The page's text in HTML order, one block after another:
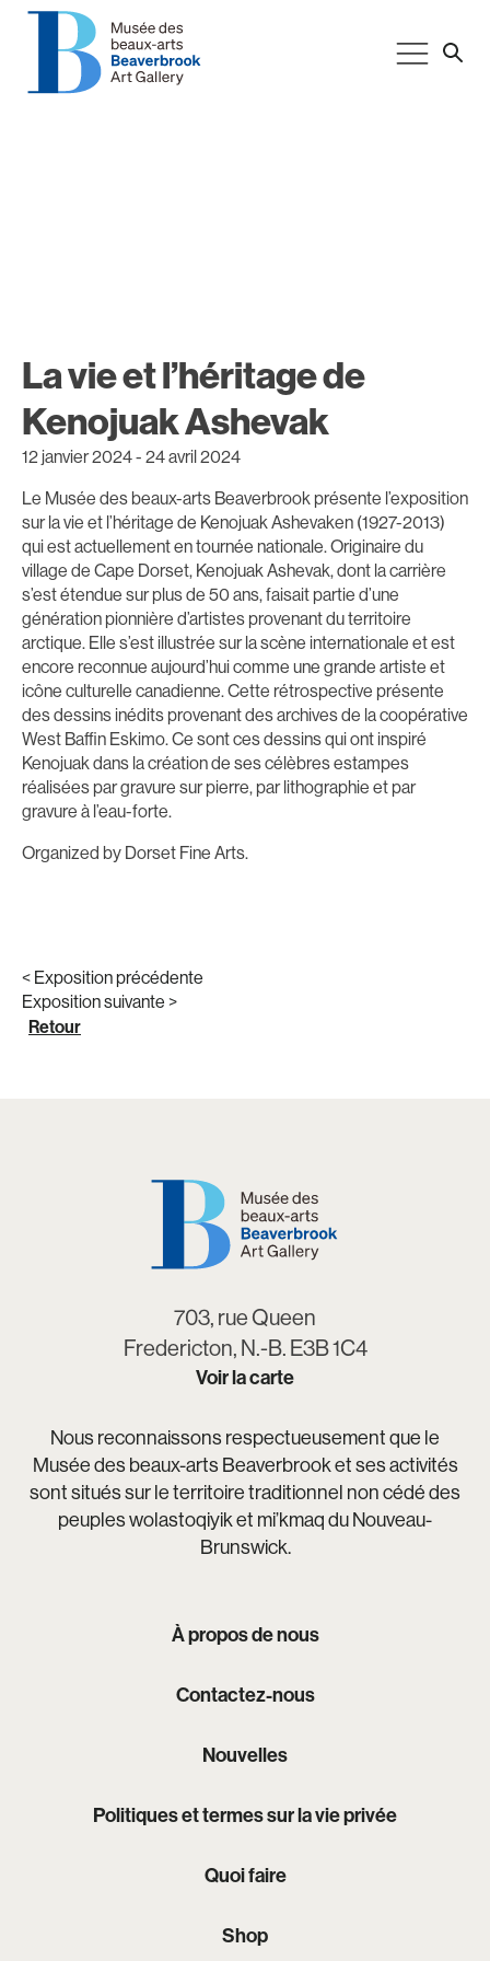
La vie et l’héritage de
Kenojuak Ashevak
12 janvier 2024- 24 avril 2024
Le Musée des beaux-arts Beaverbrook présente l’exposition
sur la vie et l’héritage de Kenojuak Ashevaken (1927-2013)
qui est actuellement en tournée nationale. Originaire du
village de Cape Dorset, Kenojuak Ashevak, dont la carrière
s’est étendue sur plus de 50 ans, faisait partie d’une
génération pionnière d’artistes provenant du territoire
arctique. Elle s’est illustrée sur la scène internationale et est
encore reconnue aujourd’hui comme une grande artiste et
icône culturelle canadienne. Cette rétrospective présente
des dessins inédits provenant des archives de la coopérative
West Baffin Eskimo. Ce sont ces dessins qui ont inspiré
Kenojuak dans la création de ses célèbres estampes
réalisées par gravure sur pierre, par lithographie et par
gravure à l’eau-forte.
Organized by Dorset Fine Arts.
< Exposition précédente
Exposition suivante >
Retour
703, rue Queen
Fredericton, N.-B. E3B 1C4
Voir la carte
Nous reconnaissons respectueusement que le
Musée des beaux-arts Beaverbrook et ses activités
sont situés sur le territoire traditionnel non cédé des
peuples wolastoqiyik et mi’kmaq du Nouveau-
Brunswick.
À propos de nous
Contactez-nous
Nouvelles
Politiques et termes sur la vie privée
Quoi faire
Shop